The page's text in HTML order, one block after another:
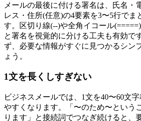
メールの最後に付ける署名は、氏名・
レス・住所(任意)の4要素を3〜5行でま
す。区切り線(--)や全角イコール
と署名を視覚的に分ける工夫も有効で
ず、必要な情報がすぐに見つかるシン
ょう。
1文を長くしすぎない
ビジネスメールでは、1文を40〜60文
やすくなります。「〜のため〜という
ります」と接続詞でつなぎ続けると、